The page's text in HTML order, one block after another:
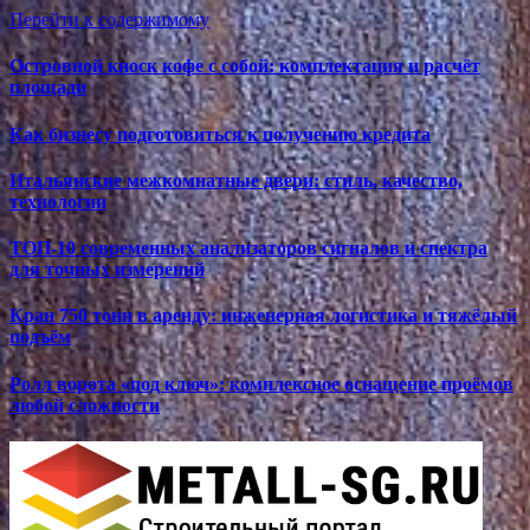
Перейти к содержимому
Островной киоск кофе с собой: комплектация и расчёт
площади
Как бизнесу подготовиться к получению кредита
Итальянские межкомнатные двери: стиль, качество,
технологии
ТОП-10 современных анализаторов сигналов и спектра
для точных измерений
Кран 750 тонн в аренду: инженерная логистика и тяжёлый
подъём
Ролл ворота «под ключ»: комплексное оснащение проёмов
любой сложности